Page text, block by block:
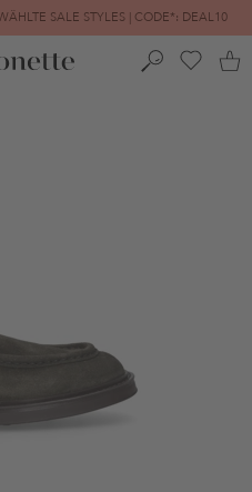
SALE STYLES | CODE*: DEAL10
-80% REDUZIERT